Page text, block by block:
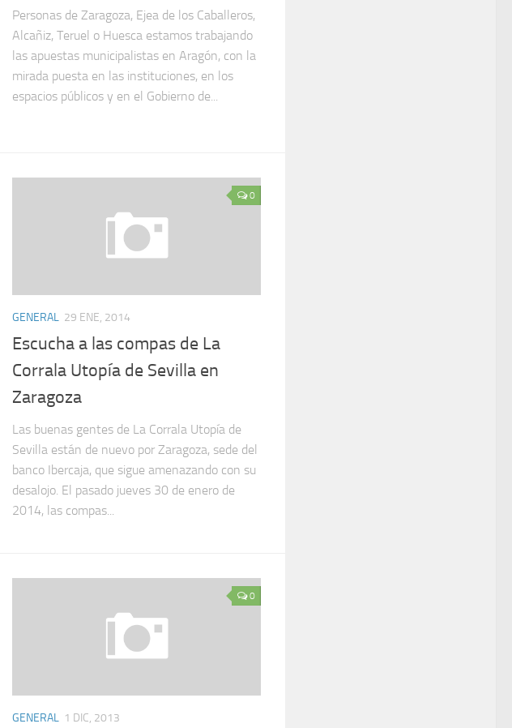
Personas de Zaragoza, Ejea de los Caballeros,
Alcañiz, Teruel o Huesca estamos trabajando
las apuestas municipalistas en Aragón, con la
mirada puesta en las instituciones, en los
espacios públicos y en el Gobierno de...
0
GENERAL 29 ENE, 2014
Escucha a las compas de La
Corrala Utopía de Sevilla en
Zaragoza
Las buenas gentes de La Corrala Utopía de
Sevilla están de nuevo por Zaragoza, sede del
banco Ibercaja, que sigue amenazando con su
desalojo. El pasado jueves 30 de enero de
2014, las compas...
0
GENERAL 1 DIC, 2013